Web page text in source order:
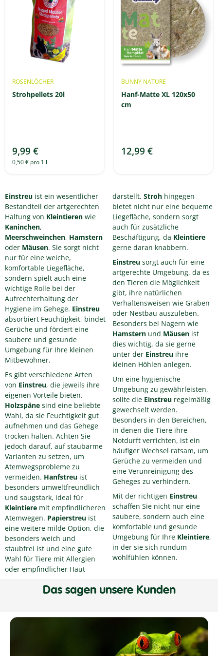
ROSENLÖCHER
Strohpellets 20l
9,99 €
0,50 € pro 1 l
BUNNY NATURE
Hanf-Matte XL 120x50
cm
12,99 €
Einstreu ist ein wesentlicher
Bestandteil der artgerechten
Haltung von Kleintieren wie
Kaninchen,
Meerschweinchen, Hamstern
oder Mäusen. Sie sorgt nicht
nur für eine weiche,
komfortable Liegefläche,
sondern spielt auch eine
wichtige Rolle bei der
Aufrechterhaltung der
Hygiene im Gehege. Einstreu
absorbiert Feuchtigkeit, bindet
Gerüche und fördert eine
saubere und gesunde
Umgebung für Ihre kleinen
Mitbewohner.
Es gibt verschiedene Arten
von Einstreu, die jeweils ihre
eigenen Vorteile bieten.
Holzspäne sind eine beliebte
Wahl, da sie Feuchtigkeit gut
aufnehmen und das Gehege
trocken halten. Achten Sie
jedoch darauf, auf staubarme
Varianten zu setzen, um
Atemwegsprobleme zu
vermeiden. Hanfstreu ist
besonders umweltfreundlich
und saugstark, ideal für
Kleintiere mit empfindlicheren
Atemwegen. Papierstreu ist
eine weitere milde Option, die
besonders weich und
staubfrei ist und eine gute
Wahl für Tiere mit Allergien
oder empfindlicher Haut
darstellt. Stroh hingegen
bietet nicht nur eine bequeme
Liegefläche, sondern sorgt
auch für zusätzliche
Beschäftigung, da Kleintiere
gerne daran knabbern.
Einstreu sorgt auch für eine
artgerechte Umgebung, da es
den Tieren die Möglichkeit
gibt, ihre natürlichen
Verhaltensweisen wie Graben
oder Nestbau auszuleben.
Besonders bei Nagern wie
Hamstern und Mäusen ist
dies wichtig, da sie gerne
unter der Einstreu ihre
kleinen Höhlen anlegen.
Um eine hygienische
Umgebung zu gewährleisten,
sollte die Einstreu regelmäßig
gewechselt werden.
Besonders in den Bereichen,
in denen die Tiere ihre
Notdurft verrichten, ist ein
häufiger Wechsel ratsam, um
Gerüche zu vermeiden und
eine Verunreinigung des
Geheges zu verhindern.
Mit der richtigen Einstreu
schaffen Sie nicht nur eine
saubere, sondern auch eine
komfortable und gesunde
Umgebung für Ihre Kleintiere,
in der sie sich rundum
wohlfühlen können.
Das sagen unsere Kunden